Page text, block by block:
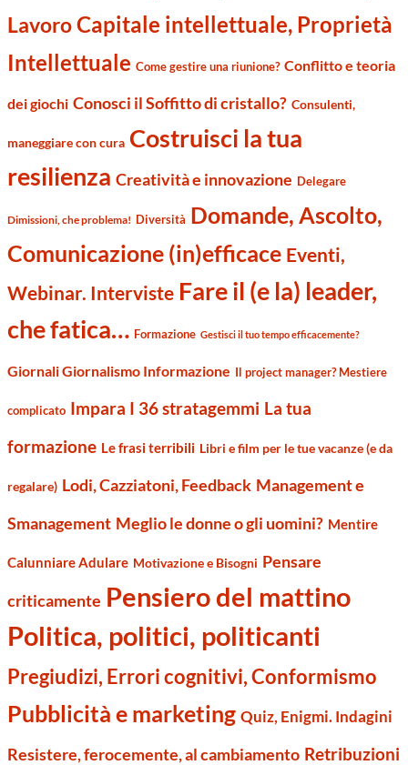
LavoroCapitale intellettuale, Proprietà
Intellettuale Come gestire una riunione? Conflitto e teoria
dei giochi Conosci il Soffitto di cristallo? Consulenti,
maneggiare con cura Costruisci la tua
resilienza Creatività e innovazione Delegare
Dimissioni, che problema! Diversità Domande, Ascolto,
Comunicazione (in)efficace Eventi,
Webinar. Interviste Fare il (e la) leader,
che fatica… Formazione Gestisci il tuo tempo efficacemente?
Giornali Giornalismo Informazione Il project manager? Mestiere
complicato Impara I 36 stratagemmi La tua
formazione Le frasi terribili Libri e film per le tue vacanze (e da
regalare) Lodi, Cazziatoni, Feedback Management e
Smanagement Meglio le donne o gli uomini? Mentire
Calunniare Adulare Motivazione e Bisogni Pensare
criticamente Pensiero del mattino
Politica, politici, politicanti
Pregiudizi, Errori cognitivi, Conformismo
Pubblicità e marketing Quiz, Enigmi. Indagini
Resistere, ferocemente, al cambiamento Retribuzioni